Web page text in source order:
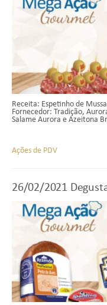
Receita: Espetinho de
Fornecedor: Tradição,
Salame Aurora e Azeitona
Ações de PDV
26/02/2021